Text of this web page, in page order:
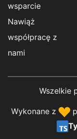
wsparcie
Nawiąż
współpracę z
nami
Wszelkie
Wykonane z